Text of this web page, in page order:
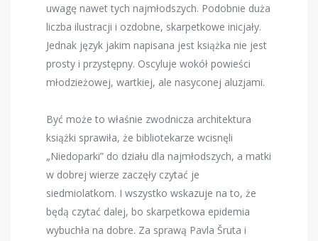
uwagę nawet tych najmłodszych. Podobnie duża
liczba ilustracji i ozdobne, skarpetkowe inicjały.
Jednak język jakim napisana jest książka nie jest
prosty i przystępny. Oscyluje wokół powieści
młodzieżowej, wartkiej, ale nasyconej aluzjami.
Być może to właśnie zwodnicza architektura
książki sprawiła, że bibliotekarze wcisnęli
„Niedoparki” do działu dla najmłodszych, a matki
w dobrej wierze zaczęły czytać je
siedmiolatkom. I wszystko wskazuje na to, że
będą czytać dalej, bo skarpetkowa epidemia
wybuchła na dobre. Za sprawą Pavla Šruta i